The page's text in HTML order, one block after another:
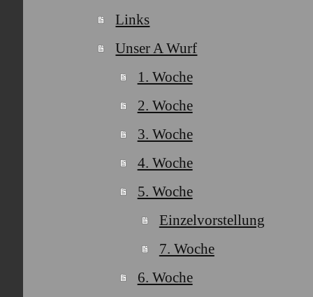
Links
Unser A Wurf
1. Woche
2. Woche
3. Woche
4. Woche
5. Woche
Einzelvorstellung
7. Woche
6. Woche